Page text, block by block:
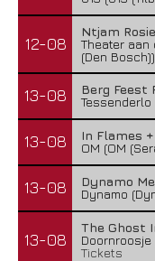
12-08
Ntjam
Theater aan
(Den Bosch))
13-08
Berg Feest
Tessenderlo
13-08
In Flames
OM (OM
13-08
Dynamo
Dynamo
13-08
The Ghost
Doornroosje
Tickets